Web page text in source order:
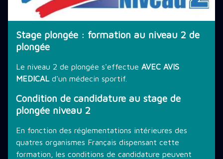
THÉMATIQUE DE PLONGÉE
LES PROMOTIONS
INFORMATIONS PRATIQUES
Stage plongée : formation au niveau 2 de
plongée
Le niveau 2 de plongée s'effectue AVEC AVIS
MEDICAL d'un médecin sportif.
Condition de candidature au stage de
plongée niveau 2
En fonction des réglementations intérieures des
quatres organismes Français dispensant cette
formation, les conditions de candidature peuvent